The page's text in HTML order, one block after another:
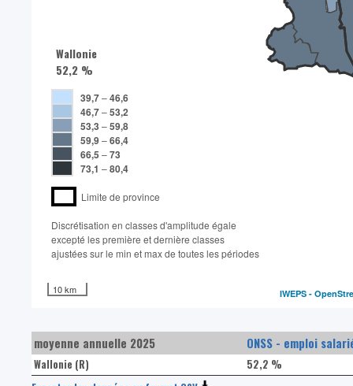
Wallonie
52,2 %
39,7–46,6
46,7–53,2
53,3 –59,8
59,9–66,4
66,5 –73
73,1 –80,4
Limite de province
Discrétisation en classes d'amplitude égale​
excepté les première et dernière classes
ajustées sur le min et max de toutes les périodes
10 km IWEPS -
moyenne annuelle 2025 ONSS - emploi
Wallonie (R)
52,2 %